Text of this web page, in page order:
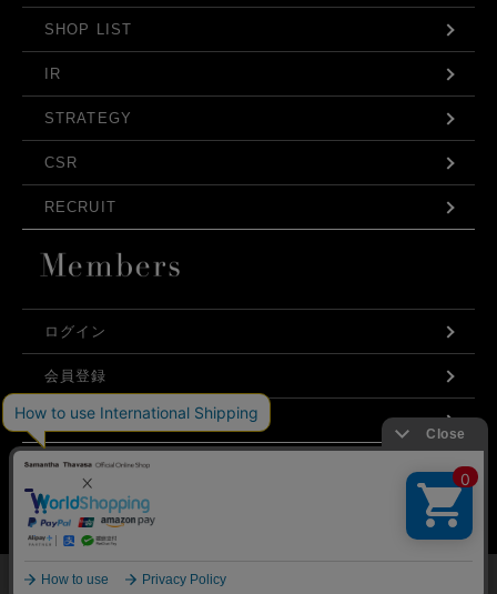
SHOP LIST
IR
STRATEGY
CSR
RECRUIT
ログイン
会員登録
利用規約
お問い合わせ
プライバシーポリシー
©Samantha Thavasa Japan Limited
弊社はCookieを利用し、Webの利便性向上に努め
ております。「承諾する」をクリックしていただ
くと、お客様に最適な内容を提供することが可能
ご覧ください。
承諾する